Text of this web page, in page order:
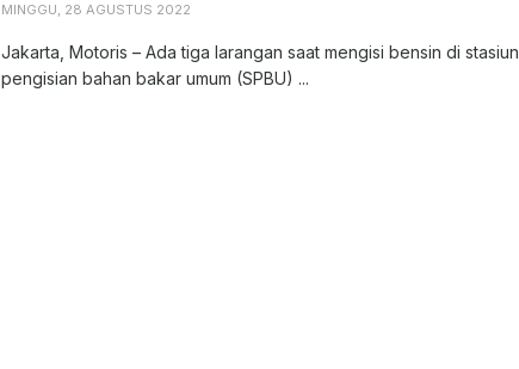
MINGGU, 28 AGUSTUS 2022
Jakarta, Motoris – Ada tiga larangan saat mengisi bensin di stasiun
pengisian bahan bakar umum (SPBU) ...